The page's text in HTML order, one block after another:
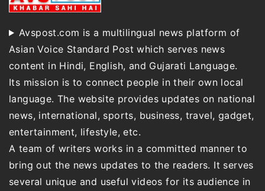
Avspost.com is a multilingual news platform of
Asian Voice Standard Post which serves news
content in Hindi, English, and Gujarati Language.
Its mission is to connect people in their own local
language. The website provides updates on national
news, international, sports, business, travel, gadget,
entertainment, lifestyle, etc.
A team of writers works in a committed manner to
bring out the news updates to the readers. It serves
several unique and useful videos for its audience in